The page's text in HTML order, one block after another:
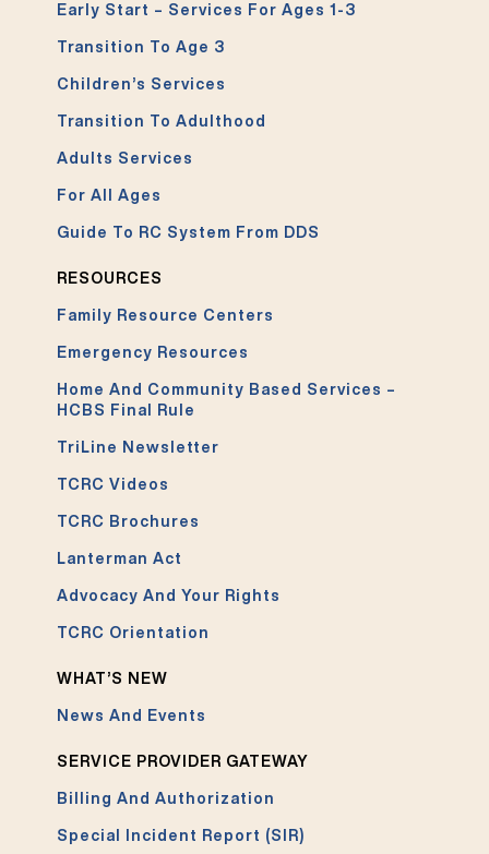
Early Start – Services For Ages 1-3
Transition To Age 3
Children’s Services
Transition To Adulthood
Adults Services
For All Ages
Guide To RC System From DDS
RESOURCES
Family Resource Centers
Emergency Resources
Home And Community Based Services –
HCBS Final Rule
TriLine Newsletter
TCRC Videos
TCRC Brochures
Lanterman Act
Advocacy And Your Rights
TCRC Orientation
WHAT’S NEW
News And Events
SERVICE PROVIDER GATEWAY
Billing And Authorization
Special Incident Report (SIR)